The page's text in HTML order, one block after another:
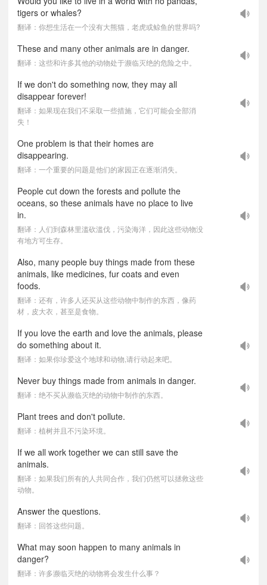
tigers or whales?
翻译：你想生活在一个没有大熊猫，老虎或鲸鱼的世界吗?
These and many other animals are in danger.
翻译：这些和许多其他的动物处于濒临灭绝的危险之中。
If we don't do something now, they may all
disappear forever!
翻译：如果现在我们不采取一些措施，它们可能会全部消
失！
One problem is that their homes are
disappearing.
翻译：一个重要的问题是他们的家园正在逐渐消失。
People cut down the forests and pollute the
oceans, so these animals have no place to live
in.
翻译：人们到森林里滥砍滥伐，污染海洋，因此这些动物没
有地方可生存。
Also, many people buy things made from these
animals, like medicines, fur coats and even
foods.
翻译：还有，许多人还买从这些动物中制作的东西，像药
材，皮大衣，甚至是食物。
If you love the earth and love the animals, please
do something about it.
翻译：如果你珍爱这个地球和动物,请行动起来吧。
Never buy things made from animals in danger.
翻译：绝不买从濒临灭绝的动物中制作的东西。
Plant trees and don't pollute.
翻译：植树并且不污染环境。
If we all work together we can still save the
animals.
翻译：如果我们所有的人共同合作，我们仍然可以拯救这些
动物。
Answer the questions.
翻译：回答这些问题。
What may soon happen to many animals in
danger?
翻译：许多濒临灭绝的动物将会发生什么事？